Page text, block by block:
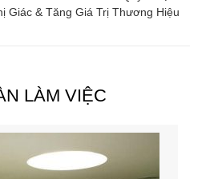
Giác & Tăng Giá Trị Thương Hiệu
LÀM VIỆC